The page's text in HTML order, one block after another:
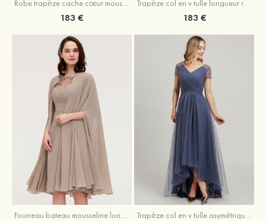
Robe trapèze cache cœur mousseline longueur mollet robe de mère de la mariée avec plissé veste
183 €
Trapèze col en v tulle longueur ras du sol robe de mère de la mariée avec perles paillettes
183 €
Fourreau bateau mousseline longueur genou robe de mère de la mariée avec appliqué plissé veste Trapèze col en v tulle asymétrique robe de mère de la mariée